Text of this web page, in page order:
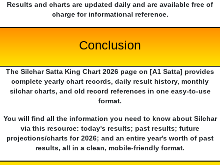
Results and charts are updated daily and are available free of
charge for informational reference.
Conclusion
The Silchar Satta King Chart 2026 page on [A1 Satta] provides
complete yearly chart records, daily result history, monthly
silchar charts, and old record references in one easy-to-use
format.
You will find all the information you need to know about Silchar
via this resource: today's results; past results; future
projections/charts for 2026; and an entire year's worth of past
results, all in a clean, mobile-friendly format.